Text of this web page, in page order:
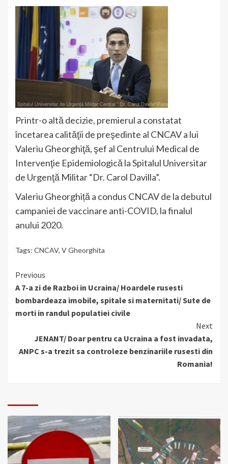
Printr-o altă decizie, premierul a constatat
încetarea calităţii de preşedinte al CNCAV a lui
Valeriu Gheorghiţă, şef al Centrului Medical de
Intervenţie Epidemiologică la Spitalul Universitar
de Urgenţă Militar “Dr. Carol Davilla”.
Valeriu Gheorghiță a condus CNCAV de la debutul
campaniei de vaccinare anti-COVID, la finalul
anului 2020.
Tags: CNCAV, V Gheorghita
Continue
Reading
Previous
A 7-a zi de Razboi in Ucraina/ Hoardele rusesti
bombardeaza imobile, spitale si maternitati/ Sute de
morti in randul populatiei civile
Next
JENANT/ Doar pentru ca Ucraina a fost invadata,
ANPC s-a trezit sa controleze benzinariile rusesti din
Romania!